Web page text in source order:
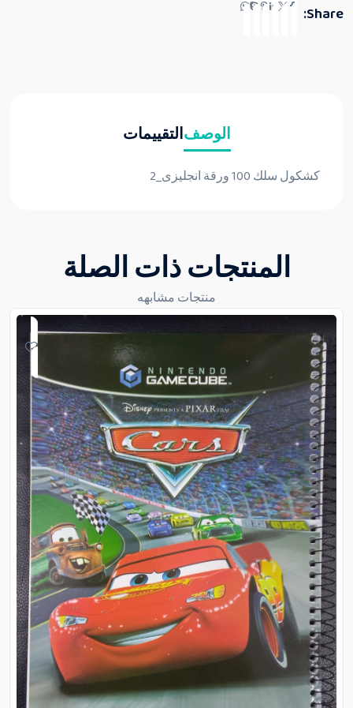
Share:
الوصفالتقييمات
كشكول سلك 100 ورقة انجليزى_2
المنتجات ذات الصلة
منتجات مشابهه